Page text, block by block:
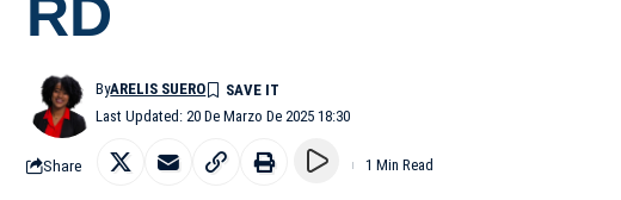
RD
Last Updated: 20 De Marzo De 2025 18:30
ByARELIS SUERO
Share 1 Min Read